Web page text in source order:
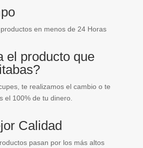
en menos de 24 Horas
el producto que
te realizamos el cambio o te
el 100% de tu dinero.
Calidad
pasan por los más altos